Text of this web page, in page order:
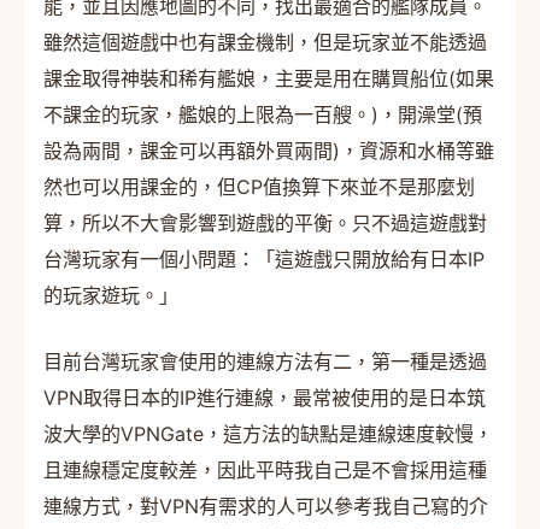
能，並且因應地圖的不同，找出最適合的艦隊成員。
雖然這個遊戲中也有課金機制，但是玩家並不能透過
課金取得神裝和稀有艦娘，主要是用在購買船位(如果
不課金的玩家，艦娘的上限為一百艘。)，開澡堂(預
設為兩間，課金可以再額外買兩間)，資源和水桶等雖
然也可以用課金的，但CP值換算下來並不是那麼划
算，所以不大會影響到遊戲的平衡。只不過這遊戲對
台灣玩家有一個小問題：「這遊戲只開放給有日本IP
的玩家遊玩。」
目前台灣玩家會使用的連線方法有二，第一種是透過
VPN取得日本的IP進行連線，最常被使用的是日本筑
波大學的VPNGate，這方法的缺點是連線速度較慢，
且連線穩定度較差，因此平時我自己是不會採用這種
連線方式，對VPN有需求的人可以參考我自己寫的介